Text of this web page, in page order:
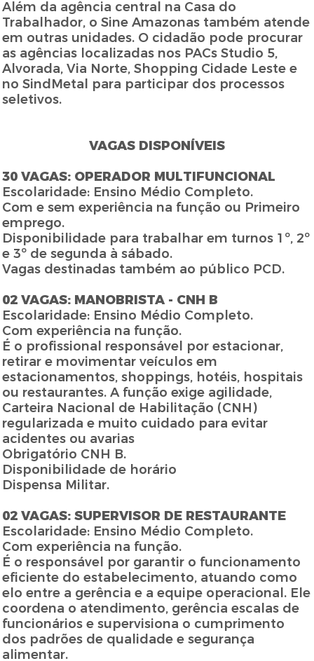
Além da agência central na Casa do
Trabalhador, o Sine Amazonas também atende
em outras unidades. O cidadão pode procurar
as agências localizadas nos PACs Studio 5,
Alvorada, Via Norte, Shopping Cidade Leste e
no SindMetal para participar dos processos
seletivos.
VAGAS DISPONÍVEIS
30 VAGAS: OPERADOR MULTIFUNCIONAL
Escolaridade: Ensino Médio Completo.
Com e sem experiência na função ou Primeiro
emprego.
Disponibilidade para trabalhar em turnos 1º, 2º
e 3º de segunda à sábado.
Vagas destinadas também ao público PCD.
02 VAGAS: MANOBRISTA - CNH B
Escolaridade: Ensino Médio Completo.
Com experiência na função.
É o profissional responsável por estacionar,
retirar e movimentar veículos em
estacionamentos, shoppings, hotéis, hospitais
ou restaurantes. A função exige agilidade,
Carteira Nacional de Habilitação (CNH)
regularizada e muito cuidado para evitar
acidentes ou avarias
Obrigatório CNH B.
Disponibilidade de horário
Dispensa Militar.
02 VAGAS: SUPERVISOR DE RESTAURANTE
Escolaridade: Ensino Médio Completo.
Com experiência na função.
É o responsável por garantir o funcionamento
eficiente do estabelecimento, atuando como
elo entre a gerência e a equipe operacional. Ele
coordena o atendimento, gerência escalas de
funcionários e supervisiona o cumprimento
dos padrões de qualidade e segurança
alimentar.